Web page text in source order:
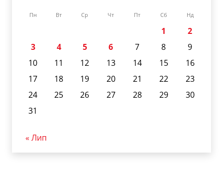
Пн Вт Ср Чт Пт Сб Нд
1
2
3
4 5 6 7 8
9
10
11 12 13 14 15
16
17
18 19 20 21 22
23
24
25 26 27 28 29
30
31
« Лип